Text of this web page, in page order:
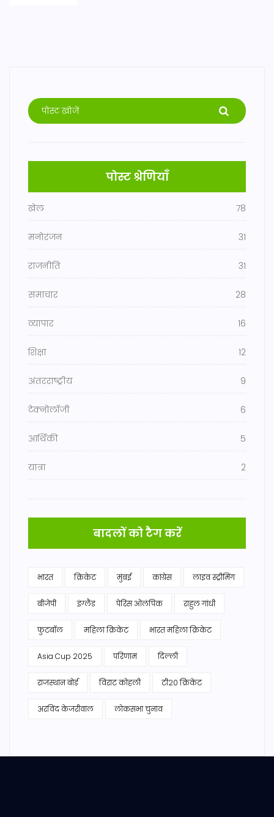
पोस्ट श्रेणियाँ
खेल 78
मनोरंजन 31
राजनीति 31
समाचार 28
व्यापार 16
शिक्षा 12
अंतरराष्ट्रीय 9
टेक्नोलॉजी 6
आर्थिकी 5
यात्रा 2
बादलों को टैग करें
भारत क्रिकेट मुंबई कांग्रेस लाइव स्ट्रीमिंग
बीजेपी इंग्लैंड पेरिस ओलंपिक राहुल गांधी
फुटबॉल महिला क्रिकेट भारत महिला क्रिकेट
Asia Cup 2025 परिणाम दिल्ली
राजस्थान बोर्ड विराट कोहली टी20 क्रिकेट
अरविंद केजरीवाल लोकसभा चुनाव